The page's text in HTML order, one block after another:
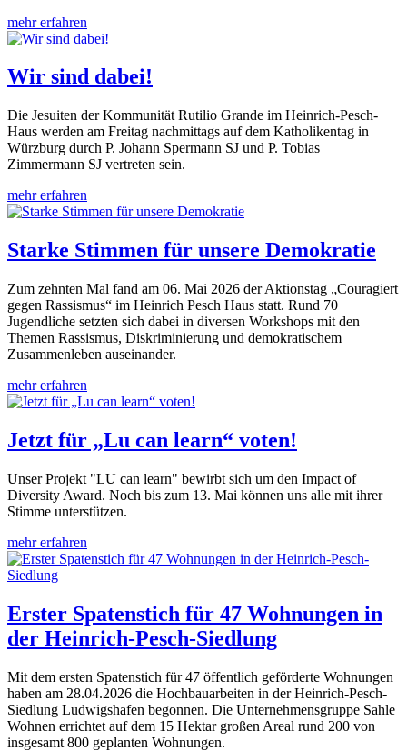
mehr erfahren
Wir sind dabei!
Die Jesuiten der Kommunität Rutilio Grande im Heinrich-Pesch-
Haus werden am Freitag nachmittags auf dem Katholikentag in
Würzburg durch P. Johann Spermann SJ und P. Tobias
Zimmermann SJ vertreten sein.
mehr erfahren
Starke Stimmen für unsere Demokratie
Zum zehnten Mal fand am 06. Mai 2026 der Aktionstag „Couragiert
gegen Rassismus“ im Heinrich Pesch Haus statt. Rund 70
Jugendliche setzten sich dabei in diversen Workshops mit den
Themen Rassismus, Diskriminierung und demokratischem
Zusammenleben auseinander.
mehr erfahren
Jetzt für „Lu can learn“ voten!
Unser Projekt "LU can learn" bewirbt sich um den Impact of
Diversity Award. Noch bis zum 13. Mai können uns alle mit ihrer
Stimme unterstützen.
mehr erfahren
Erster Spatenstich für 47 Wohnungen in
der Heinrich-Pesch-Siedlung
Mit dem ersten Spatenstich für 47 öffentlich geförderte Wohnungen
haben am 28.04.2026 die Hochbauarbeiten in der Heinrich-Pesch-
Siedlung Ludwigshafen begonnen. Die Unternehmensgruppe Sahle
Wohnen errichtet auf dem 15 Hektar großen Areal rund 200 von
insgesamt 800 geplanten Wohnungen.